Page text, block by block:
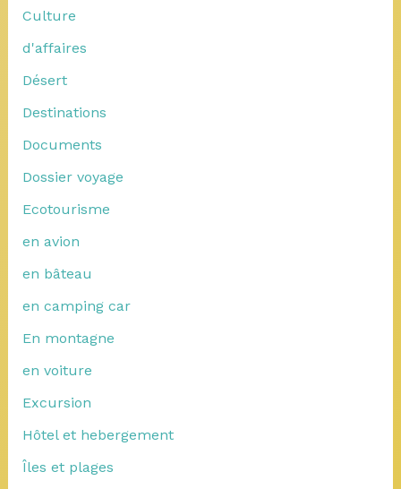
Culture
d'affaires
Désert
Destinations
Documents
Dossier voyage
Ecotourisme
en avion
en bâteau
en camping car
En montagne
en voiture
Excursion
Hôtel et hebergement
Îles et plages